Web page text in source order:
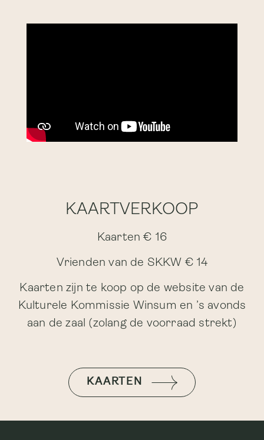
KAARTVERKOOP
Kaarten € 16
Vrienden van de SKKW € 14
Kaarten zijn te koop op de website van de
Kulturele Kommissie Winsum en ’s avonds
aan de zaal (zolang de voorraad strekt)
KAARTEN